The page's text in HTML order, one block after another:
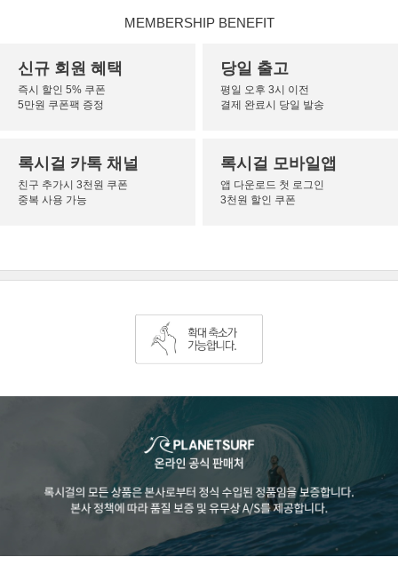
MEMBERSHIP BENEFIT
신규 회원 혜택
즉시 할인 5% 쿠폰
5만원 쿠폰팩 증정
당일 출고
평일 오후 3시 이전
결제 완료시 당일 발송
록시걸 카톡 채널
친구 추가시 3천원 쿠폰
중복 사용 가능
록시걸 모바일앱
앱 다운로드 첫 로그인
3천원 할인 쿠폰